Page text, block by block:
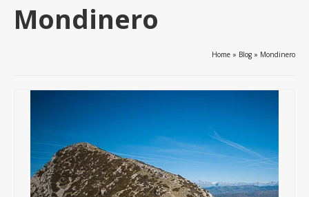
Mondinero
Home » Blog » Mondinero